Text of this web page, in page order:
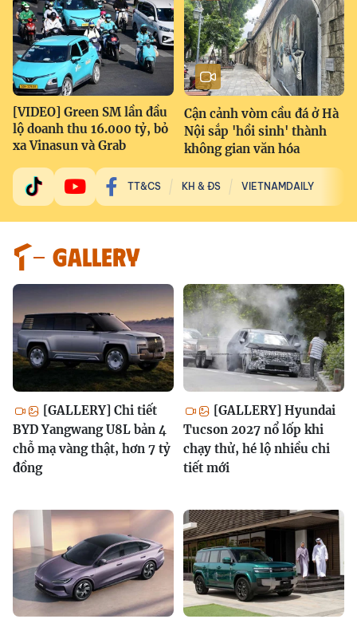
[VIDEO] Green SM lần đầu
lộ doanh thu 16.000 tỷ, bỏ
xa Vinasun và Grab
Cận cảnh vòm cầu đá ở Hà
Nội sắp 'hồi sinh' thành
không gian văn hóa
TT&CS KH & ĐS VIETNAMDAILY
GALLERY
[GALLERY] Chi tiết
BYD Yangwang U8L bản 4
chỗ mạ vàng thật, hơn 7 tỷ
đồng
[GALLERY] Hyundai
Tucson 2027 nổ lốp khi
chạy thử, hé lộ nhiều chi
tiết mới